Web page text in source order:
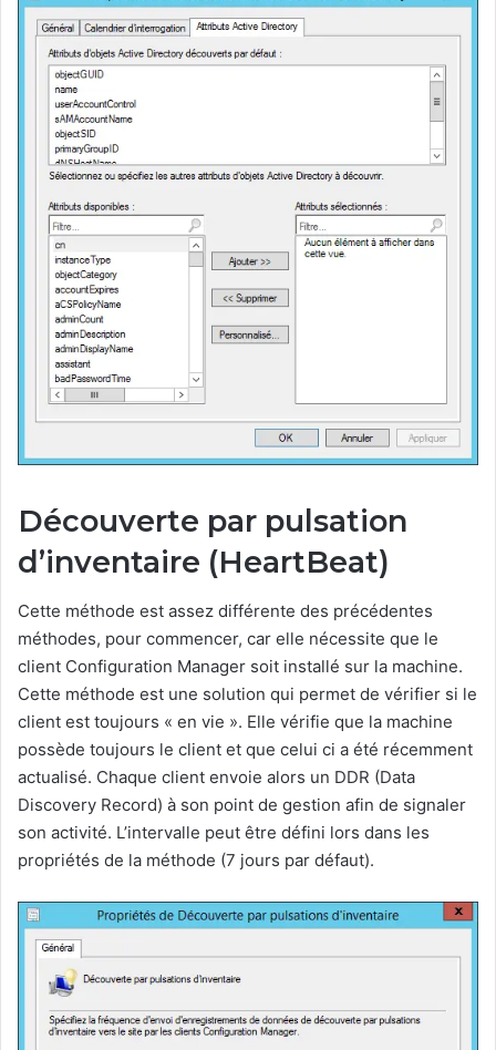
Découverte par pulsation
d’inventaire (HeartBeat)
Cette méthode est assez différente des précédentes
méthodes, pour commencer, car elle nécessite que le
client Configuration Manager soit installé sur la machine.
Cette méthode est une solution qui permet de vérifier si le
client est toujours « en vie ». Elle vérifie que la machine
possède toujours le client et que celui ci a été récemment
actualisé. Chaque client envoie alors un DDR (Data
Discovery Record) à son point de gestion afin de signaler
son activité. L’intervalle peut être défini lors dans les
propriétés de la méthode (7 jours par défaut).